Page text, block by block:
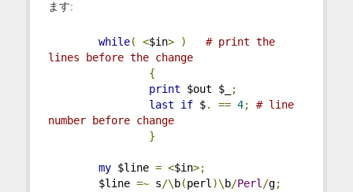
ます:
while( <$in> )
# print the
lines before the change
{
print $out $_
;
last
if $. == 4;
# line
number before change
}
my $line = <$in>;
$line =~ s/\b(perl)\b/Perl/g;